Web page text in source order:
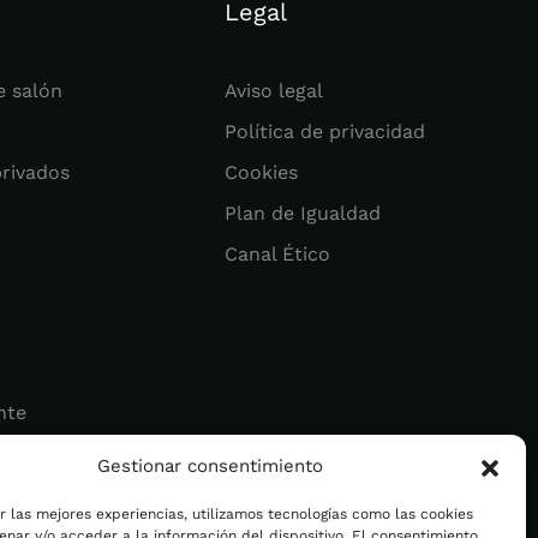
Gestionar consentimiento
las mejores experiencias, utilizamos tecnologías como las cookies
salón
Legal
Aviso legal
Política de privacidad
Cookies
Plan de Igualdad
Canal Ético